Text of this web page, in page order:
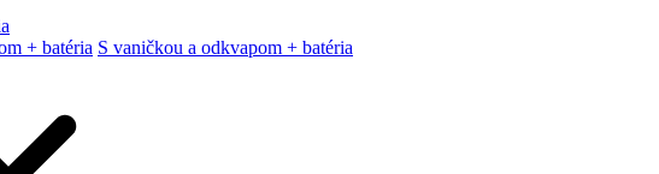
+ batéria S vaničkou a odkvapom + batéria